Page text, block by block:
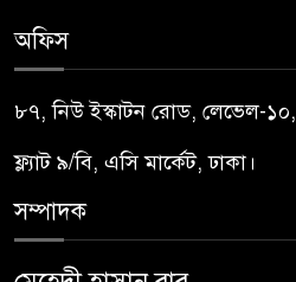
অফিস
৮৭, নিউ ইস্কাটন রোড, লেভেল-১০,
ফ্ল্যাট ৯/বি, এসি মার্কেট, ঢাকা।
সম্পাদক